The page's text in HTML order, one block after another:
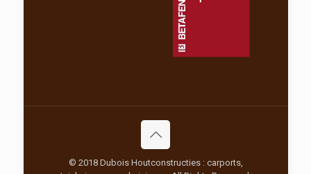
© 2018 Dubois Houtconstructies : carports,